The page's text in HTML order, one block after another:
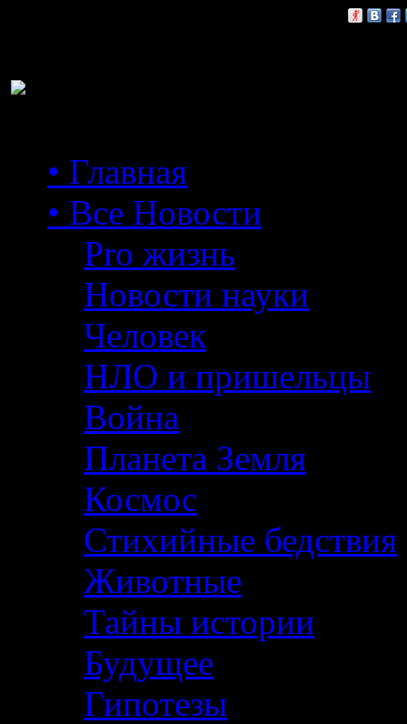
• Главная
• Все Новости
Pro жизнь
Новости науки
Человек
НЛО и пришельцы
Война
Планета Земля
Космос
Стихийные бедствия
Животные
Тайны истории
Будущее
Гипотезы